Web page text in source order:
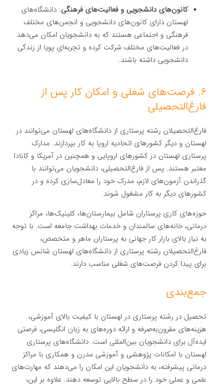
کانون‌های دانشجویی و فعالیت‌های فرهنگی: دانشگاه‌های
لهستان دارای کانون‌های دانشجویی و انجمن‌های مختلف
فرهنگی و اجتماعی هستند که به دانشجویان امکان می‌دهد
در فعالیت‌های مختلف شرکت کرده و تجربه‌ای پویا از زندگی
دانشجویی داشته باشند.
۶. فرصت‌های شغلی و امکان کار پس از
فارغ‌التحصیلی
فارغ‌التحصیلان رشته پرستاری از دانشگاه‌های لهستان می‌توانند در
لهستان و دیگر کشورهای اتحادیه اروپا به کار بپردازند. مدارک
پرستاری لهستان در کشورهای اروپایی و همچنین در آمریکا و کانادا
معتبر هستند. پس از فارغ‌التحصیلی، دانشجویان می‌توانند با
گذراندن آزمون‌های لازم، مدرک خود را معادل‌سازی کرده و در
کشورهای دیگر به کار مشغول شوند.
حوزه‌های کاری پرستاران شامل بیمارستان‌ها، کلینیک‌ها، مراکز
درمانی، خانه‌های سالمندان و خدمات بهداشت جامعه است. با توجه
به نیاز بالای بازار کار جهانی به پرستاران ماهر و متخصص،
فارغ‌التحصیلان رشته پرستاری از دانشگاه‌های لهستان شانس زیادی
برای پیدا کردن فرصت‌های شغلی مناسب دارند.
جمع‌بندی
تحصیل در رشته پرستاری در لهستان با کیفیت بالای آموزشی،
هزینه‌های مقرون‌به‌صرفه و ارائه دوره‌های به زبان انگلیسی، فرصتی
ایده‌آل برای دانشجویان بین‌المللی است. دانشگاه‌های پرستاری
لهستان با امکانات پژوهشی و آموزشی مدرن و همکاری با مراکز
درمانی پیشرفته، به دانشجویان این امکان را می‌دهند که مهارت‌های
علمی و عملی خود را در سطح بالایی توسعه دهند. علاوه بر این،